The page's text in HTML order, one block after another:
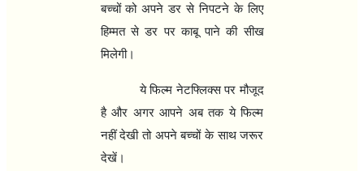
बच्‍चों को अपने डर से निपटने के लिए
हिम्‍मत से डर पर काबू पाने की सीख
मिलेगी।
ये फिल्‍म नेटफ्लिक्स पर मौजूद
है और अगर आपने अब तक ये फिल्‍म
नहीं देखी तो अपने बच्‍चों के साथ जरूर
देखें।